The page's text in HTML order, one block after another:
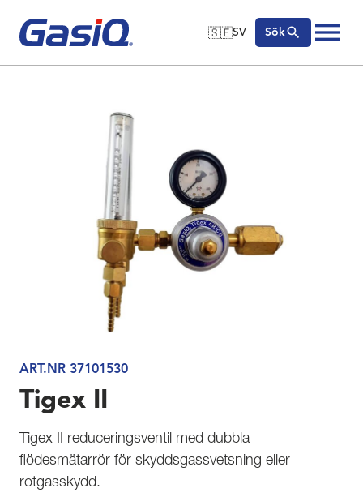
Hoppa till innehåll
🇸🇪SV
🇬🇧English
Sök
ART.NR 37101530
Tigex II
Tigex II reduceringsventil med dubbla
flödesmätarrör för skyddsgassvetsning eller
rotgasskydd.